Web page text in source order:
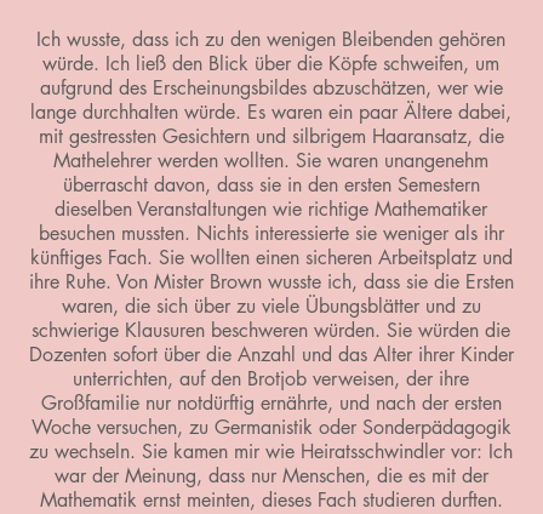
Ich wusste, dass ich zu den wenigen Bleibenden gehören
würde. Ich ließ den Blick über die Köpfe schweifen, um
aufgrund des Erscheinungsbildes abzuschätzen, wer wie
lange durchhalten würde. Es waren ein paar Ältere dabei,
mit gestressten Gesichtern und silbrigem Haaransatz, die
Mathelehrer werden wollten. Sie waren unangenehm
überrascht davon, dass sie in den ersten Semestern
dieselben Veranstaltungen wie richtige Mathematiker
besuchen mussten. Nichts interessierte sie weniger als ihr
künftiges Fach. Sie wollten einen sicheren Arbeitsplatz und
ihre Ruhe. Von Mister Brown wusste ich, dass sie die Ersten
waren, die sich über zu viele Übungsblätter und zu
schwierige Klausuren beschweren würden. Sie würden die
Dozenten sofort über die Anzahl und das Alter ihrer Kinder
unterrichten, auf den Brotjob verweisen, der ihre
Großfamilie nur notdürftig ernährte, und nach der ersten
Woche versuchen, zu Germanistik oder Sonderpädagogik
zu wechseln. Sie kamen mir wie Heiratsschwindler vor: Ich
war der Meinung, dass nur Menschen, die es mit der
Mathematik ernst meinten, dieses Fach studieren durften.